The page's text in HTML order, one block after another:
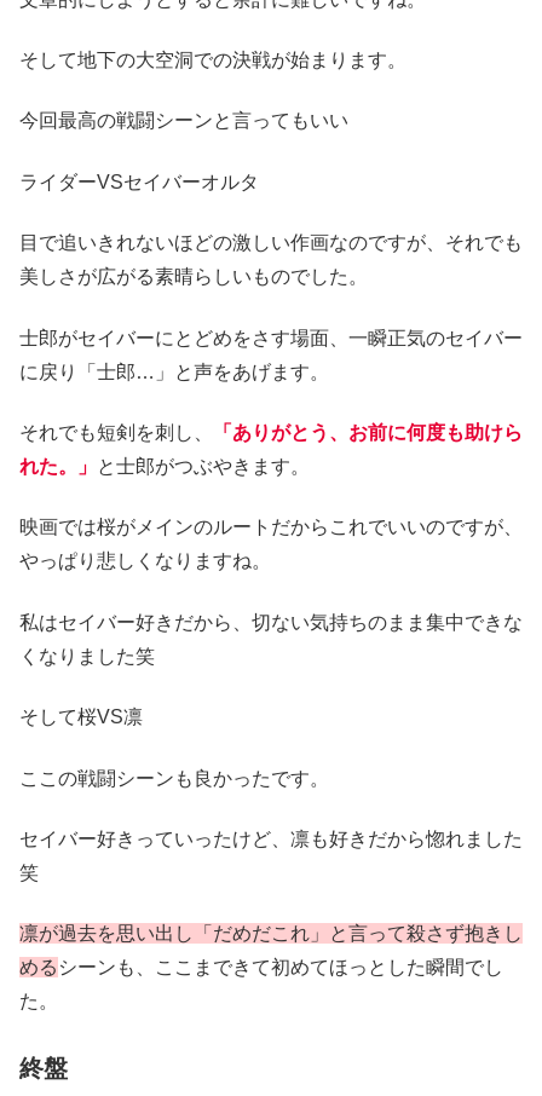
そして地下の大空洞での決戦が始まります。
今回最高の戦闘シーンと言ってもいい
ライダーVSセイバーオルタ
目で追いきれないほどの激しい作画なのですが、それでも
美しさが広がる素晴らしいものでした。
士郎がセイバーにとどめをさす場面、一瞬正気のセイバー
に戻り「士郎…」と声をあげます。
それでも短剣を刺し、
「ありがとう、お前に何度も助けら
れた。」 と士郎がつぶやきます。
映画では桜がメインのルートだからこれでいいのですが、
やっぱり悲しくなりますね。
私はセイバー好きだから、切ない気持ちのまま集中できな
くなりました笑
そして桜VS凛
ここの戦闘シーンも良かったです。
セイバー好きっていったけど、凛も好きだから惚れました
笑
凛が過去を思い出し「だめだこれ」と言って殺さず抱きし
める シーンも、ここまできて初めてほっとした瞬間でし
た。
終盤